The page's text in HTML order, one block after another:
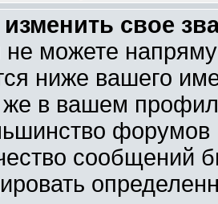
изменить свое
можете
ниже вашего
в вашем
форумов
сообщений